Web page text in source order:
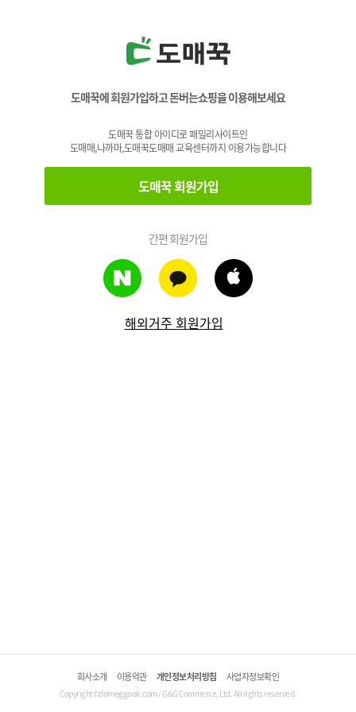
도매꾹에 회원가입하고 돈버는쇼핑을 이용해보세요
도매꾹 통합 아이디로 패밀리사이트인
도매매,나까마,도매꾹도매매 교육센터까지 이용가능합니다
도매꾹 회원가입
간편 회원가입
해외거주 회원가입
회사소개 이용약관 개인정보처리방침 사업자정보확인
Copyright©domeggook.com / G&G Commerce, Ltd. All rights reserved.